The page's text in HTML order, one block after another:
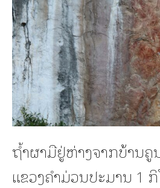
ຖໍ້າຜາມືຢູ່ຫ່າງຈາກບ້ານຄູ
ແຂວງຄໍາມ່ວນປະມານ 1